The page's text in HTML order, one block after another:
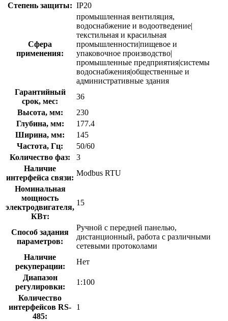
Степень защиты: IP20
Сфера
применения:
промышленная вентиляция,
водоснабжение и водоотведение|
текстильная и красильная
промышленности|пищевое и
упаковочное производство|
промышленные предприятия|системы
водоснабжения|общественные и
административные здания
Гарантийный
срок, мес:
36
Высота, мм:
230
Глубина, мм:
177.4
Ширина, мм:
145
Частота, Гц:
50/60
Количество фаз:
3
Наличие
интерфейса связи:
Modbus RTU
Номинальная
мощность
электродвигателя,
КВт:
15
Способ задания
параметров:
Ручной с передней панелью,
дистанционный, работа с различными
сетевыми протоколами
Наличие
рекуперации:
Нет
Диапазон
регулировки:
1:100
Количество
интерфейсов RS-
485:
1